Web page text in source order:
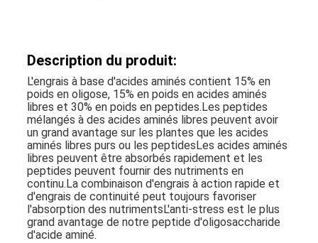
Description du produit:
L'engrais à base d'acides aminés contient 15% en
poids en oligose, 15% en poids en acides aminés
libres et 30% en poids en peptides.Les peptides
mélangés à des acides aminés libres peuvent avoir
un grand avantage sur les plantes que les acides
aminés libres purs ou les peptidesLes acides aminés
libres peuvent être absorbés rapidement et les
peptides peuvent fournir des nutriments en
continu.La combinaison d'engrais à action rapide et
d'engrais de continuité peut toujours favoriser
l'absorption des nutrimentsL'anti-stress est le plus
grand avantage de notre peptide d'oligosaccharide
d'acide aminé.